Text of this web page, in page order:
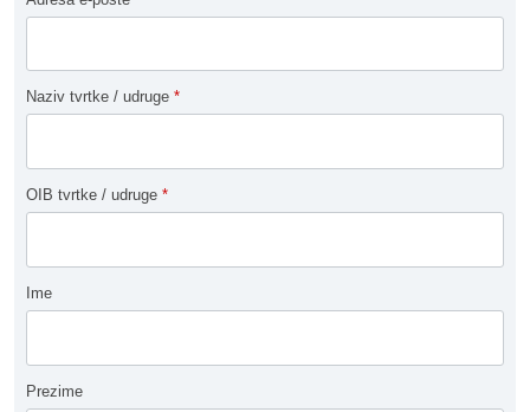
Naziv tvrtke / udruge *
OIB tvrtke / udruge *
Ime
Prezime